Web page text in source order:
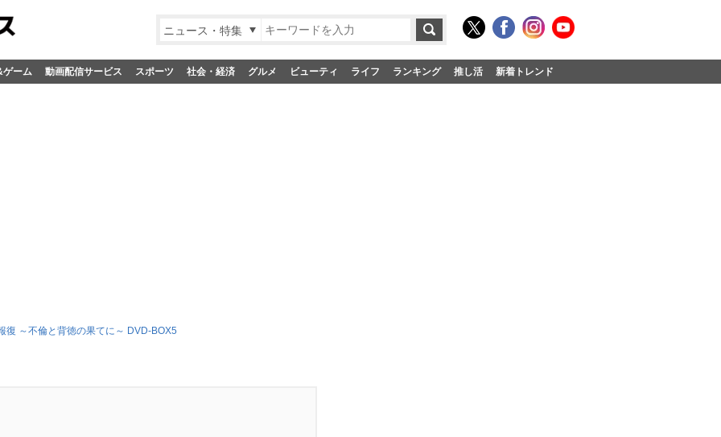
ニュース・特集
ゲーム 動画配信サービス スポーツ 社会・経済 グルメ ビューティ ライフ ランキング 推し活 新着トレンド
復 ～不倫と背徳の果てに～ DVD-BOX5